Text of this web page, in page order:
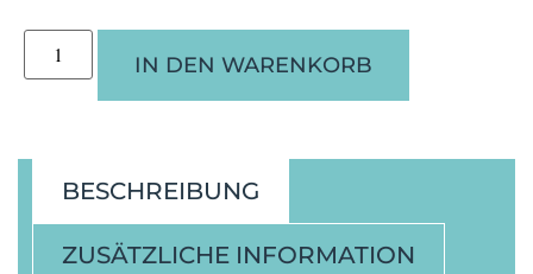
IN DEN WARENKORB
BESCHREIBUNG
ZUSÄTZLICHE INFORMATION